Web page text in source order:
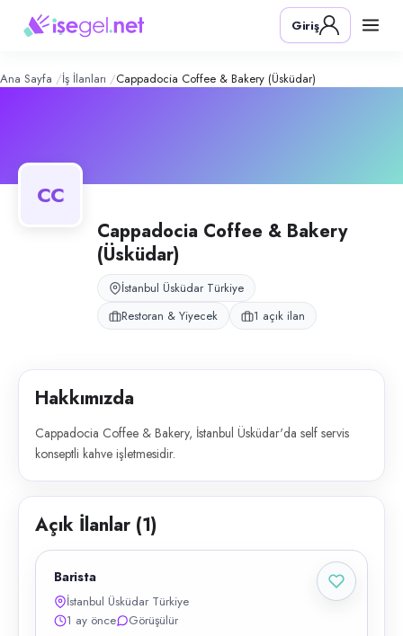
Coffee & Bakery
Konum:
Cappadocia Coffee & Bakery, İstanbul Üsküdar'da self servis
Giriş
Ana Sayfa İş İlanları Cappadocia Coffee & Bakery (Üsküdar)
CC
Cappadocia Coffee & Bakery
(Üsküdar)
İstanbul Üsküdar Türkiye
Restoran & Yiyecek
1 açık ilan
Hakkımızda
Cappadocia Coffee & Bakery, İstanbul Üsküdar'da self servis
konseptli kahve işletmesidir.
Açık İlanlar (1)
Barista
İstanbul Üsküdar Türkiye
1 ay önce
Görüşülür